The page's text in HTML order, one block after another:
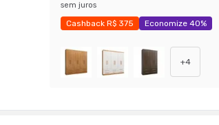
sem juros
Cashback R$ 375 Economize 40%
+4